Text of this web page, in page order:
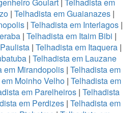
| Telhadista em Guaianazes|
| Telhadista em Interlagos|
| Telhadista em Itaim Bibi |
| Telhadista em Itaquera |
| Telhadista em Lauzane
em Mirandopolis | Telhadista em
Moinho Velho | Telhadista em
em Parelheiros| Telhadista
em Perdizes | Telhadista em